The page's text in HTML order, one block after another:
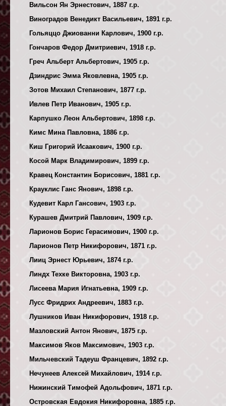
Вильсон Ян Эрнестович, 1887 г.р.
Виноградов Венедикт Васильевич, 1891 г.р.
Гольяццо Джиованни Карлович, 1900 г.р.
Гончаров Федор Дмитриевич, 1918 г.р.
Греч Альберт Альбертович, 1905 г.р.
Дзиндрис Эмма Яковлевна, 1905 г.р.
Зотов Михаил Степанович, 1877 г.р.
Ивлев Петр Иванович, 1905 г.р.
Карпушко Леон Альбертович, 1898 г.р.
Кимс Мина Павловна, 1886 г.р.
Киш Григорий Исаакович, 1900 г.р.
Косой Марк Владимирович, 1899 г.р.
Кравец Константин Борисович, 1881 г.р.
Крауклис Ганс Янович, 1898 г.р.
Кудевит Карл Гансович, 1903 г.р.
Курашев Дмитрий Павлович, 1909 г.р.
Ларионов Борис Герасимович, 1900 г.р.
Ларионов Петр Никифорович, 1871 г.р.
Лииц Эрнест Юрьевич, 1874 г.р.
Линдх Техке Викторовна, 1903 г.р.
Лисеева Мария Игнатьевна, 1909 г.р.
Лусс Фридрих Андреевич, 1883 г.р.
Лушников Иван Никифорович, 1918 г.р.
Мазловский Антон Янович, 1875 г.р.
Максимов Яков Максимович, 1903 г.р.
Мильчевский Тадеуш Францевич, 1892 г.р.
Нечунеев Алексей Михайлович, 1914 г.р.
Нижинский Тимофей Адольфович, 1871 г.р.
Островская Евдокия Никифоровна, 1885 г.р.